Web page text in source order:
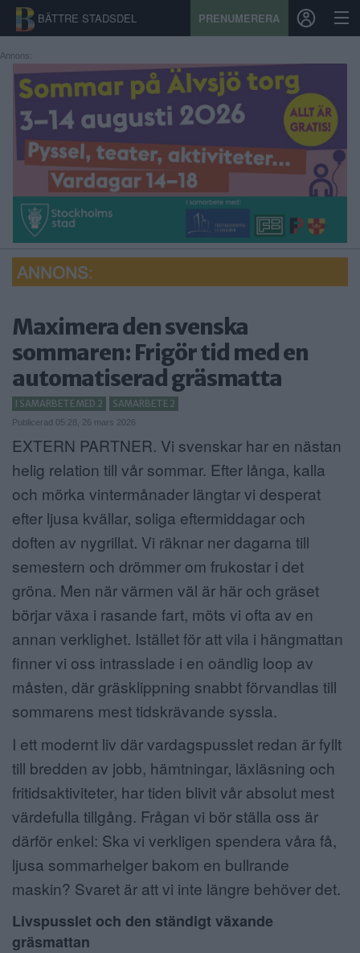
BÄTTRE STADSDEL PRENUMERERA
START
STADSDEL
PRENUMERATION
SPORT
ÅSIKTER
KALENDER
SAMARBETEN
ANNONSERA
NÄRINGSLIV
MER
Annons:
Maximera den svenska
sommaren: Frigör tid med en
automatiserad gräsmatta
I SAMARBETE MED 2 SAMARBETE 2
Publicerad 05:28, 26 mars 2026
EXTERN PARTNER. Vi svenskar har en nästan
helig relation till vår sommar. Efter långa, kalla
och mörka vintermånader längtar vi desperat
efter ljusa kvällar, soliga eftermiddagar och
doften av nygrillat. Vi räknar ner dagarna till
semestern och drömmer om frukostar i det
gröna. Men när värmen väl är här och gräset
börjar växa i rasande fart, möts vi ofta av en
annan verklighet. Istället för att vila i hängmattan
finner vi oss intrasslade i en oändlig loop av
måsten, där gräsklippning snabbt förvandlas till
sommarens mest tidskrävande syssla.
I ett modernt liv där vardagspusslet redan är fyllt
till bredden av jobb, hämtningar, läxläsning och
fritidsaktiviteter, har tiden blivit vår absolut mest
värdefulla tillgång. Frågan vi bör ställa oss är
därför enkel: Ska vi verkligen spendera våra få,
ljusa sommarhelger bakom en bullrande
maskin? Svaret är att vi inte längre behöver det.
Livspusslet och den ständigt växande
gräsmattan